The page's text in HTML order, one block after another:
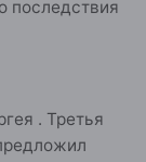
последствия
. Третья